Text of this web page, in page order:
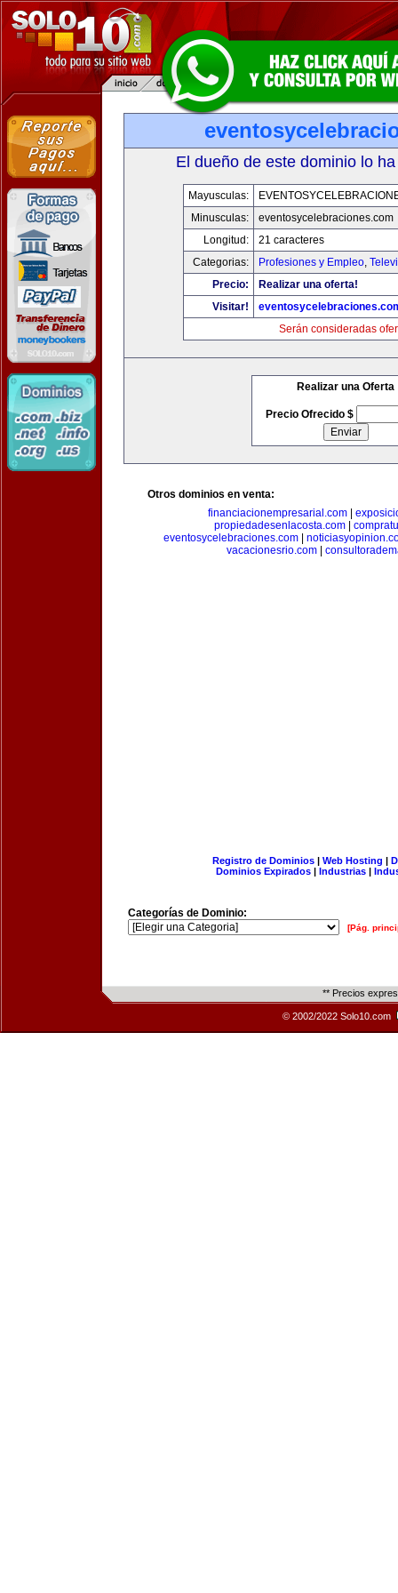
El dueño de este dominio lo
Mayusculas:
Minusculas:
eventosycelebraciones.com
Longitud:
21 caracteres
Categorias:
Profesiones y Empleo,
Precio:
Realizar una oferta!
Visitar!
Serán consideradas
Realizar una Oferta
Precio Ofrecido $
Otros dominios en venta:
financiacionempresarial.com
propiedadesenlacosta.com
eventosycelebraciones.com|
vacacionesrio.com
Registro de Dominios| Web Hosting |
Dominios Expirados | Industrias |
Categorías de Dominio:
[Pág.
** Precios
© 2002/2022 Solo10.com